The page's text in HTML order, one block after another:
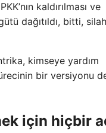
kaldırılması ve
dağıtıldı, bitti,
kimseye yardım
bir versiyonu
için hiçbir